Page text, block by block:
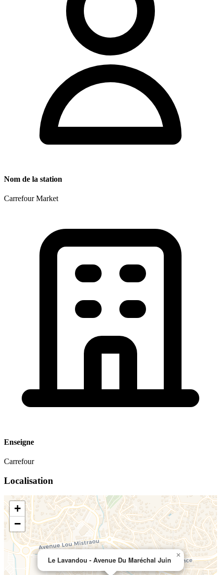
Nom de la station
Carrefour Market
Enseigne
Carrefour
Localisation
Le Lavandou - Avenue Du Maréchal Juin
×
+
−